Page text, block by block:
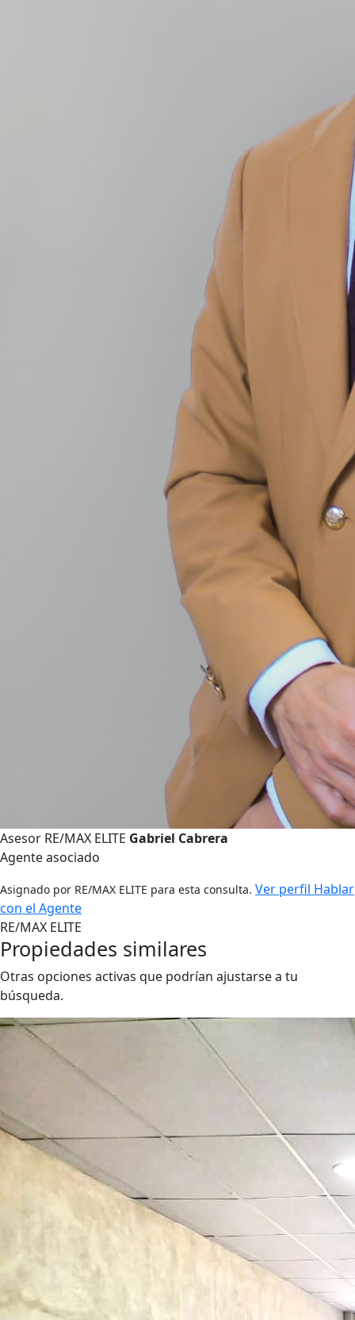
Asesor RE/MAX ELITE Gabriel Cabrera
Agente asociado
Asignado por RE/MAX ELITE para esta consulta. Ver perfil Hablar
con el Agente
RE/MAX ELITE
Propiedades similares
Otras opciones activas que podrían ajustarse a tu
búsqueda.